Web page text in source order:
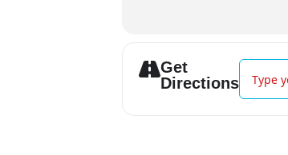
Get
Directions
Address